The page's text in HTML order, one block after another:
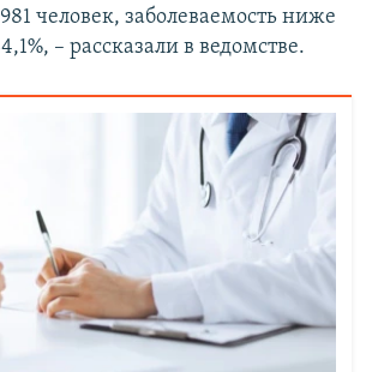
КРЫМА
человек, заболеваемость ниже
– рассказали в ведомстве.